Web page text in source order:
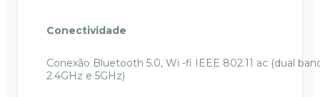
Conectividade
Conexão Bluetooth 5.0, Wi -fi IEEE 802.11 ac (dual
2.4GHz e 5GHz)